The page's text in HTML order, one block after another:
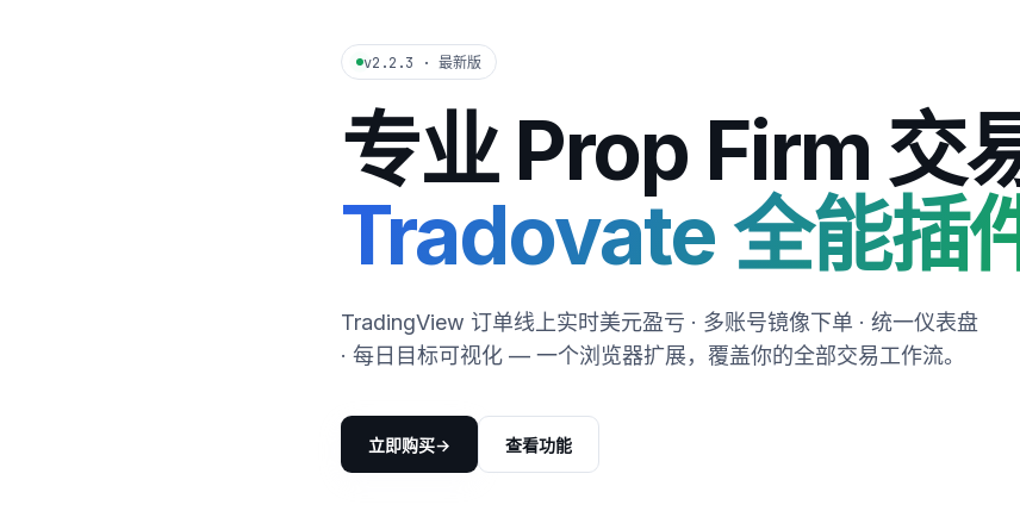
v2.2.3 · 最新版
专业 Prop Firm 交
Tradovate 全能插
TradingView 订单线上实时美元盈亏 · 多账号镜像下单 · 统一仪表盘
· 每日目标可视化 — 一个浏览器扩展，覆盖你的全部交易工作流。
立即购买→ 查看功能